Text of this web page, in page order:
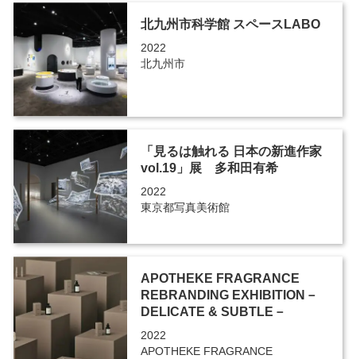
北九州市科学館 スペースLABO
2022
北九州市
「見るは触れる 日本の新進作家
vol.19」展 多和田有希
2022
東京都写真美術館
APOTHEKE FRAGRANCE
REBRANDING EXHIBITION－
DELICATE & SUBTLE－
2022
APOTHEKE FRAGRANCE